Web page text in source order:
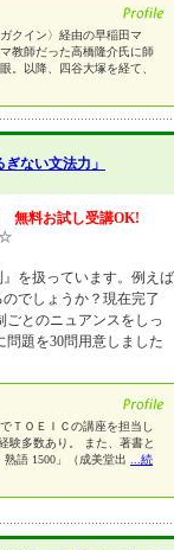
クイン〉経由の早稲田マ
教師だった高橋隆介氏に師
。以降、四谷大塚を経て、
ぎない文法力」
無料お試し受講OK!
を扱っています。例えば
でしょうか？現在完了
ごとのニュアンスをしっ
題を30問用意しました
ＴＯＥＩＣの講座を担当し
験多数あり。 また、著書と
熟語 1500」（成美堂出
...続